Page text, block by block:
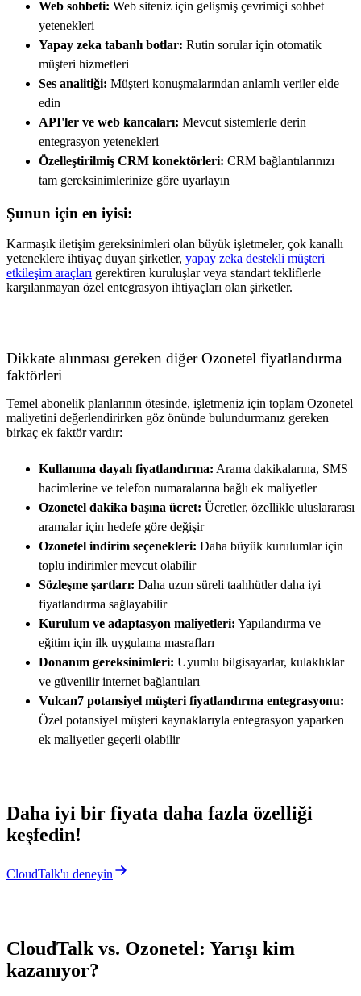
Web sohbeti: Web siteniz için gelişmiş çevrimiçi sohbet
yetenekleri
Yapay zeka tabanlı botlar: Rutin sorular için otomatik
müşteri hizmetleri
Ses analitiği: Müşteri konuşmalarından anlamlı veriler elde
edin
API'ler ve web kancaları: Mevcut sistemlerle derin
entegrasyon yetenekleri
Özelleştirilmiş CRM konektörleri: CRM bağlantılarınızı
tam gereksinimlerinize göre uyarlayın
Şunun için en iyisi:
Karmaşık iletişim gereksinimleri olan büyük işletmeler, çok kanallı
yeteneklere ihtiyaç duyan şirketler, yapay zeka destekli müşteri
etkileşim araçları gerektiren kuruluşlar veya standart tekliflerle
karşılanmayan özel entegrasyon ihtiyaçları olan şirketler.
Dikkate alınması gereken diğer Ozonetel fiyatlandırma
faktörleri
Temel abonelik planlarının ötesinde, işletmeniz için toplam Ozonetel
maliyetini değerlendirirken göz önünde bulundurmanız gereken
birkaç ek faktör vardır:
Kullanıma dayalı fiyatlandırma: Arama dakikalarına, SMS
hacimlerine ve telefon numaralarına bağlı ek maliyetler
Ozonetel dakika başına ücret: Ücretler, özellikle uluslararası
aramalar için hedefe göre değişir
Ozonetel indirim seçenekleri: Daha büyük kurulumlar için
toplu indirimler mevcut olabilir
Sözleşme şartları: Daha uzun süreli taahhütler daha iyi
fiyatlandırma sağlayabilir
Kurulum ve adaptasyon maliyetleri: Yapılandırma ve
eğitim için ilk uygulama masrafları
Donanım gereksinimleri: Uyumlu bilgisayarlar, kulaklıklar
ve güvenilir internet bağlantıları
Vulcan7 potansiyel müşteri fiyatlandırma entegrasyonu:
Özel potansiyel müşteri kaynaklarıyla entegrasyon yaparken
ek maliyetler geçerli olabilir
Daha iyi bir fiyata daha fazla özelliği
keşfedin!
CloudTalk'u deneyin
CloudTalk vs. Ozonetel: Yarışı kim
kazanıyor?